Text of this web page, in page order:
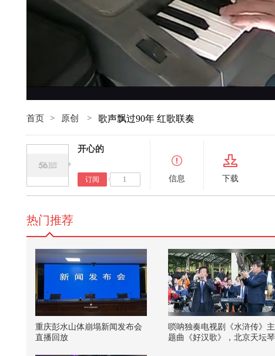
首页 > 原创 > 歌声飘过90年 红歌联奏
开心的
订阅 1 信息 下载
热门推荐
重庆彭水山体崩塌新闻发布会
直播回放
唢呐独奏电视剧《水浒传》主
题曲《好汉歌》，北京天坛琴